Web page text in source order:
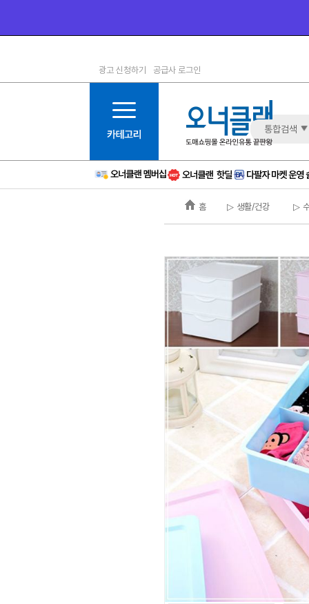
1등급
6등급
11등급
12등급
15등급
16등급
광고 신청하기 공급사 로그인
통합검색
홈 ▷ 생활/건강 ▷